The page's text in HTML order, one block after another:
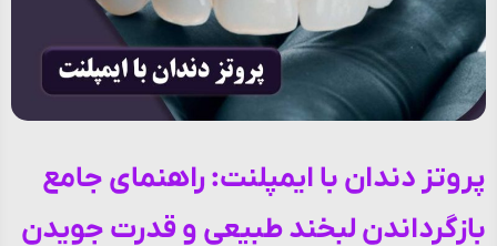
پروتز دندان با ایمپلنت: راهنمای جامع
بازگرداندن لبخند طبیعی و قدرت جویدن